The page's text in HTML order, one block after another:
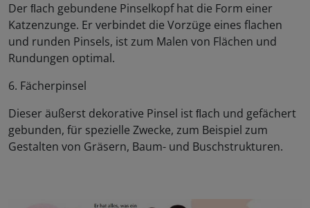
Der ﬂach gebundene Pinselkopf hat die Form einer
Katzenzunge. Er verbindet die Vorzüge eines flachen
und runden Pinsels, ist zum Malen von Flächen und
Rundungen optimal.
6. Fächerpinsel
Dieser äußerst dekorative Pinsel ist ﬂach und gefächert
gebunden, für spezielle Zwecke, zum Beispiel zum
Gestalten von Gräsern, Baum- und Buschstrukturen.